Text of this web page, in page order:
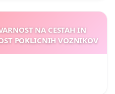
NA CESTAH IN
POKLICNIH VOZNIKOV